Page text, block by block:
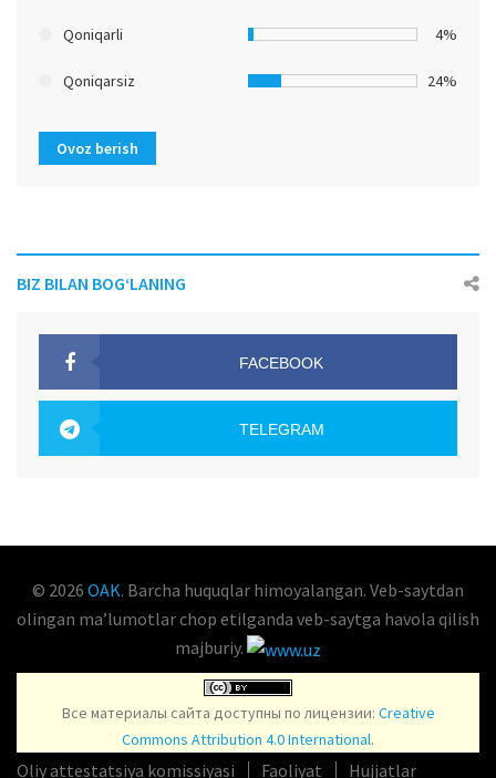
Qoniqarli 4%
Qoniqarsiz 24%
Ovoz berish
BIZ BILAN BOG‘LANING
FACEBOOK
TELEGRAM
© 2026 OAK. Barcha huquqlar himoyalangan. Veb-saytdan
olingan maʼlumotlar chop etilganda veb-saytga havola qilish
majburiy.
Все материалы сайта доступны по лицензии: Creative
Commons Attribution 4.0 International.
Oliy attestatsiya komissiyasi Faoliyat
Hujjatlar